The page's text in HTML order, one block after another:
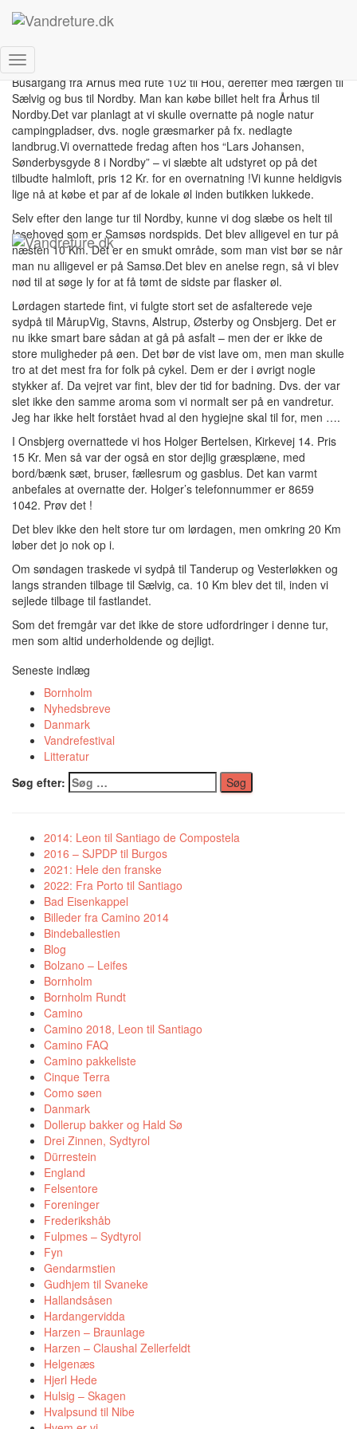
Skift
navigation
Samsø
Det Danske Vandreakademi
Busafgang fra Århus med rute 102 til Hou, derefter med færgen til
Sælvig og bus til Nordby. Man kan købe billet helt fra Århus til
Nordby.Det var planlagt at vi skulle overnatte på nogle natur
campingpladser, dvs. nogle græsmarker på fx. nedlagte
landbrug.Vi overnattede fredag aften hos “Lars Johansen,
Sønderbysgyde 8 i Nordby” – vi slæbte alt udstyret op på det
tilbudte halmloft, pris 12 Kr. for en overnatning !Vi kunne heldigvis
lige nå at købe et par af de lokale øl inden butikken lukkede.
Selv efter den lange tur til Nordby, kunne vi dog slæbe os helt til
Issehoved som er Samsøs nordspids. Det blev alligevel en tur på
næsten 10 Km. Det er en smukt område, som man vist bør se når
man nu alligevel er på Samsø.Det blev en anelse regn, så vi blev
nød til at søge ly for at få tømt de sidste par flasker øl.
Lørdagen startede fint, vi fulgte stort set de asfalterede veje
sydpå til MårupVig, Stavns, Alstrup, Østerby og Onsbjerg. Det er
nu ikke smart bare sådan at gå på asfalt – men der er ikke de
store muligheder på øen. Det bør de vist lave om, men man skulle
tro at det mest fra for folk på cykel. Dem er der i øvrigt nogle
stykker af. Da vejret var fint, blev der tid for badning. Dvs. der var
slet ikke den samme aroma som vi normalt ser på en vandretur.
Jeg har ikke helt forstået hvad al den hygiejne skal til for, men ….
I Onsbjerg overnattede vi hos Holger Bertelsen, Kirkevej 14. Pris
15 Kr. Men så var der også en stor dejlig græsplæne, med
bord/bænk sæt, bruser, fællesrum og gasblus. Det kan varmt
anbefales at overnatte der. Holger’s telefonnummer er 8659
1042. Prøv det !
Det blev ikke den helt store tur om lørdagen, men omkring 20 Km
løber det jo nok op i.
Om søndagen traskede vi sydpå til Tanderup og Vesterløkken og
langs stranden tilbage til Sælvig, ca. 10 Km blev det til, inden vi
sejlede tilbage til fastlandet.
Som det fremgår var det ikke de store udfordringer i denne tur,
men som altid underholdende og dejligt.
Seneste indlæg
Bornholm
Nyhedsbreve
Danmark
Vandrefestival
Litteratur
Søg efter:
2014: Leon til Santiago de Compostela
2016 – SJPDP til Burgos
2021: Hele den franske
2022: Fra Porto til Santiago
Bad Eisenkappel
Billeder fra Camino 2014
Bindeballestien
Blog
Bolzano – Leifes
Bornholm
Bornholm Rundt
Camino
Camino 2018, Leon til Santiago
Camino FAQ
Camino pakkeliste
Cinque Terra
Como søen
Danmark
Dollerup bakker og Hald Sø
Drei Zinnen, Sydtyrol
Dürrestein
England
Felsentore
Foreninger
Frederikshåb
Fulpmes – Sydtyrol
Fyn
Gendarmstien
Gudhjem til Svaneke
Hallandsåsen
Hardangervidda
Harzen – Braunlage
Harzen – Claushal Zellerfeldt
Helgenæs
Hjerl Hede
Hulsig – Skagen
Hvalpsund til Nibe